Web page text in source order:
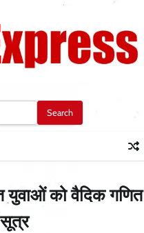
को वैदिक गणित
सूत्र